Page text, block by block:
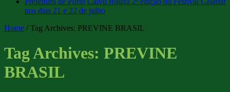
nos dias 21 e 22 de julho
Home / Tag Archives: PREVINE BRASIL
Tag Archives: PREVINE
BRASIL